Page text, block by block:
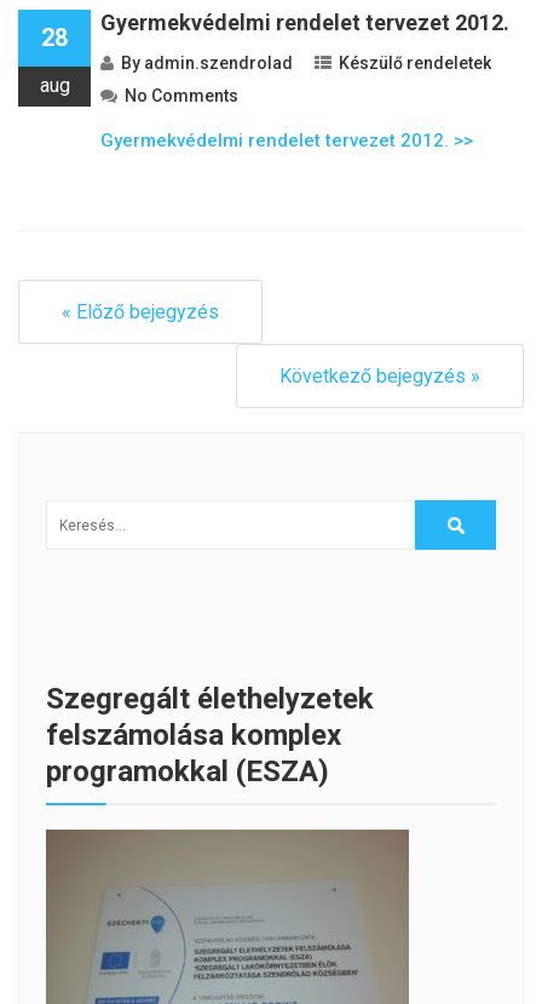
28
aug
Gyermekvédelmi rendelet tervezet 2012.
By admin.szendrolad
Készülő rendeletek
No Comments
Gyermekvédelmi rendelet tervezet 2012. >>
« Előző bejegyzés
Következő bejegyzés »
Szegregált élethelyzetek
felszámolása komplex
programokkal (ESZA)